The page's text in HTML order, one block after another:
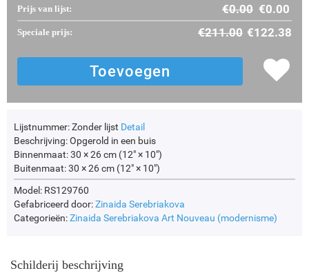
Prijs van lijst: €0.00 €0.00
Speciale prijs: €211.00 €122.38
Lijstnummer:Zonder lijst Detail
Beschrijving:Opgerold in een buis
Binnenmaat:30 × 26 cm (12" × 10")
Buitenmaat:30 × 26 cm (12" × 10")
Model: RS129760
Gefabriceerd door:Zinaida Serebriakova
Categorieën:Zinaida Serebriakova Art Nouveau (modernisme)
Schilderij beschrijving